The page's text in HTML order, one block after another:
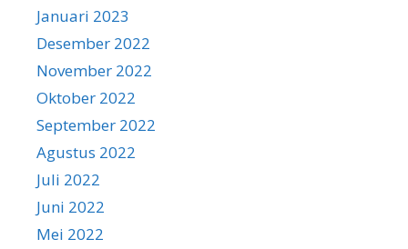
Januari 2023
Desember 2022
November 2022
Oktober 2022
September 2022
Agustus 2022
Juli 2022
Juni 2022
Mei 2022